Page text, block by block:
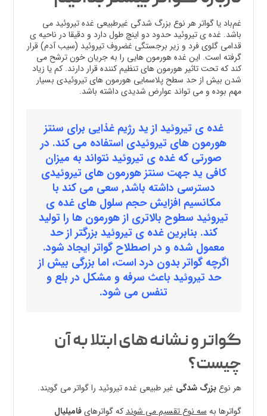
غم‌باد یا گواتر هر نوع بزرگ شدگی غیرطبیعی غده تیروئید می
باشد. غده ی تیروئید حدود دو اینچ طول دارد و دقیقا در ناحیه ی
قدامی گلوی فرد و زیر برجستگی غضروف تیروئید (سیب آدم) قرار
گرفته است. این غده هورمون هایی را به جریان خون ترشح می
کند که تحت تاثیر هورمون های تنظیم کننده قرار دارند. کم یا زیاد
شدن بیش از حد سطح پلاسمایی هورمون های تیروئیدی بسیار
مهم بوده و می تواند عوارض شدیدی داشته باشد.
غده ی تیروئید از ید رژیم غذایی برای سنتز
هورمون های تیروئیدی استفاده می کند. در
صورتی که غده ی تیروئید نتواند به میزان
کافی ید جهت سنتز هورمون های تیروئیدی
دسترسی داشته باشد, سعی می کند با
مکانسیم افزایش حجم سلول های غده ی
تیروئید سطوح بالاتری از هورمون ها را تولید
کند. بنابرین غده ی تیروئید بزرگتر از حد
معمول شده و در اصطلاح گواتر ایجاد شود.
اگرچه گواتر بدون درد است، اما بزرگی بیش از
حد تیروئید باعث سرفه و مشکل در بلع و
تنفس می شود.
گواتر و نشانه های ابتلا به آن
چیست؟
هر نوعبزرگ شدگی غیر طبیعی غده تیروئید را گواتر می گویند.
گواترها بهسه نوع تقسیم می شوندکه گواترهایفامیلیال